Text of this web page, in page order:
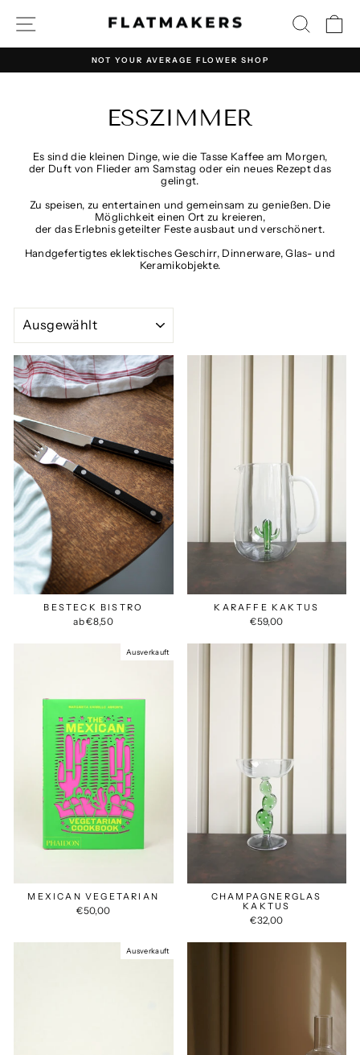
zum
Inhalt
SEITENNAVIGATION SUCHE
Pause
NOT YOUR AVERAGE FLOWER SHOP
ESSZIMMER
Es sind die kleinen Dinge, wie die Tasse Kaffee am Morgen,
der Duft von Flieder am Samstag oder ein neues Rezept das
gelingt.
Zu speisen, zu entertainen und gemeinsam zu genießen. Die
Möglichkeit einen Ort zu kreieren,
der das Erlebnis geteilter Feste ausbaut und verschönert.
Handgefertigtes eklektisches Geschirr, Dinnerware, Glas- und
Keramikobjekte.
SORTIEREN
BESTECK BISTRO
ab €8,50
KARAFFE KAKTUS
€59,00
Ausverkauft
MEXICAN VEGETARIAN
€50,00
CHAMPAGNERGLAS
KAKTUS
€32,00
Ausverkauft